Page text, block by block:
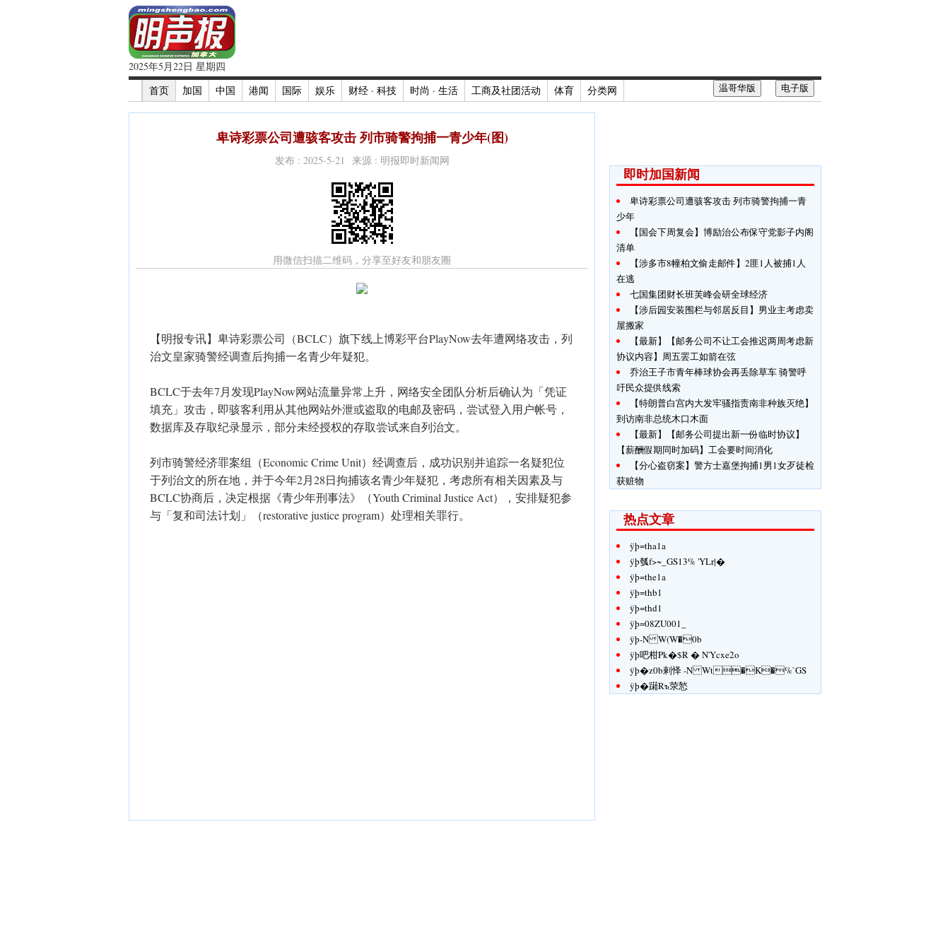
2025年5月22日 星期四
首页
加国 中国 港闻 国际 娱乐 财经 · 科技 时尚 · 生活 工商及社团活动 体育 分类网 电子版
温哥华版
卑诗彩票公司遭骇客攻击 列市骑警拘捕一青少年(图)
发布 : 2025-5-21 来源 : 明报即时新闻网
用微信扫描二维码，分享至好友和朋友圈
【明报专讯】卑诗彩票公司（BCLC）旗下线上博彩平台PlayNow去年遭网络攻击，列
治文皇家骑警经调查后拘捕一名青少年疑犯。
BCLC于去年7月发现PlayNow网站流量异常上升，网络安全团队分析后确认为「凭证
填充」攻击，即骇客利用从其他网站外泄或盗取的电邮及密码，尝试登入用户帐号，
数据库及存取纪录显示，部分未经授权的存取尝试来自列治文。
列市骑警经济罪案组（Economic Crime Unit）经调查后，成功识别并追踪一名疑犯位
于列治文的所在地，并于今年2月28日拘捕该名青少年疑犯，考虑所有相关因素及与
BCLC协商后，决定根据《青少年刑事法》（Youth Criminal Justice Act），安排疑犯参
与「复和司法计划」（restorative justice program）处理相关罪行。
即时加国新闻
卑诗彩票公司遭骇客攻击 列市骑警拘捕一青
少年
【国会下周复会】博励治公布保守党影子内阁
清单
【涉多市8幢柏文偷走邮件】2匪1人被捕1人
在逃
七国集团财长班芙峰会研全球经济
【涉后园安装围栏与邻居反目】男业主考虑卖
屋搬家
【最新】【邮务公司不让工会推迟两周考虑新
协议内容】周五罢工如箭在弦
乔治王子市青年棒球协会再丢除草车 骑警呼
吁民众提供线索
【特朗普白宫内大发牢骚指责南非种族灭绝】
到访南非总统木口木面
【最新】【邮务公司提出新一份临时协议】
【薪酬假期同时加码】工会要时间消化
【分心盗窃案】警方士嘉堡拘捕1男1女歹徒检
获赃物
热点文章
ÿþ=tha1a
ÿþ瓠f>~_GS13% 'YLr|�
ÿþ=the1a
ÿþ=thb1
ÿþ=thd1
ÿþ=08ZU001_
ÿþ-N W(W�0b
ÿþ吧柑Pk�$R � N'Ycxe2o
ÿþ�z0b剌怿 -N Wt�K�%`GS
ÿþ�躤Rъ荥悐